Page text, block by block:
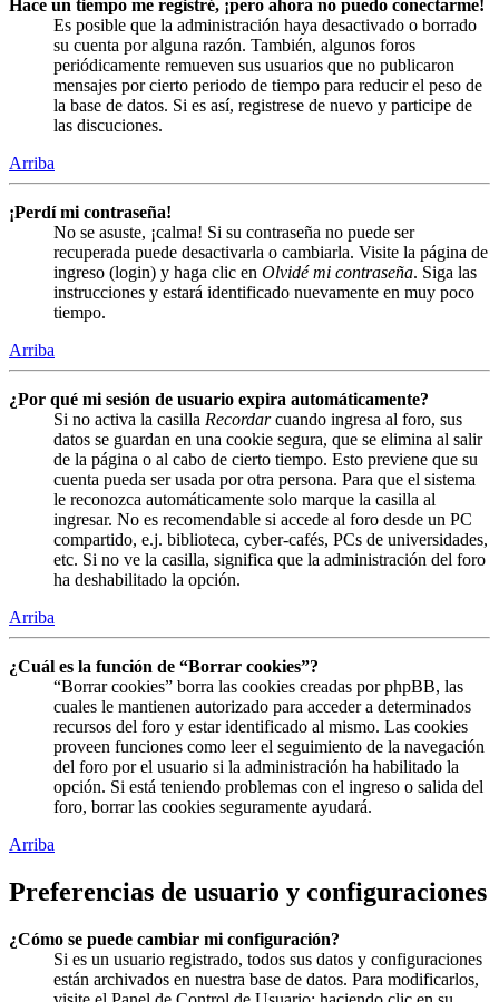
Hace un tiempo me registré, ¡pero ahora no puedo conectarme!
Es posible que la administración haya desactivado o borrado
su cuenta por alguna razón. También, algunos foros
periódicamente remueven sus usuarios que no publicaron
mensajes por cierto periodo de tiempo para reducir el peso de
la base de datos. Si es así, registrese de nuevo y participe de
las discuciones.
Arriba
¡Perdí mi contraseña!
No se asuste, ¡calma! Si su contraseña no puede ser
recuperada puede desactivarla o cambiarla. Visite la página de
ingreso (login) y haga clic en Olvidé mi contraseña. Siga las
instrucciones y estará identificado nuevamente en muy poco
tiempo.
Arriba
¿Por qué mi sesión de usuario expira automáticamente?
Si no activa la casilla Recordarcuando ingresa al foro, sus
datos se guardan en una cookie segura, que se elimina al salir
de la página o al cabo de cierto tiempo. Esto previene que su
cuenta pueda ser usada por otra persona. Para que el sistema
le reconozca automáticamente solo marque la casilla al
ingresar. No es recomendable si accede al foro desde un PC
compartido, e.j. biblioteca, cyber-cafés, PCs de universidades,
etc. Si no ve la casilla, significa que la administración del foro
ha deshabilitado la opción.
Arriba
¿Cuál es la función de “Borrar cookies”?
“Borrar cookies” borra las cookies creadas por phpBB, las
cuales le mantienen autorizado para acceder a determinados
recursos del foro y estar identificado al mismo. Las cookies
proveen funciones como leer el seguimiento de la navegación
del foro por el usuario si la administración ha habilitado la
opción. Si está teniendo problemas con el ingreso o salida del
foro, borrar las cookies seguramente ayudará.
Arriba
Preferencias de usuario y configuraciones
¿Cómo se puede cambiar mi configuración?
Si es un usuario registrado, todos sus datos y configuraciones
están archivados en nuestra base de datos. Para modificarlos,